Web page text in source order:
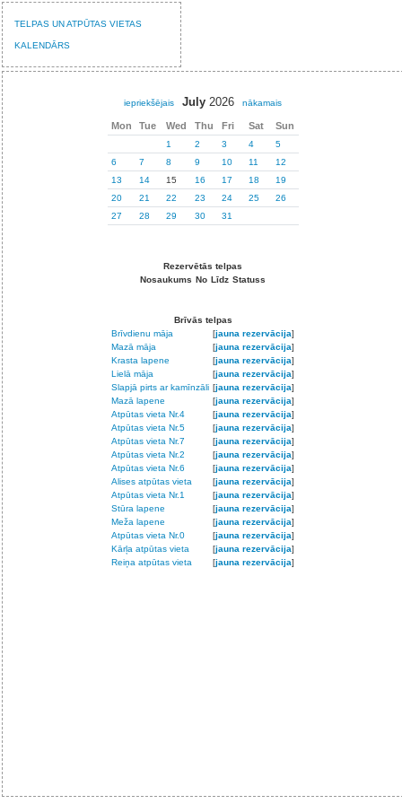
TELPAS UN ATPŪTAS VIETAS
KALENDĀRS
iepriekšējais July 2026 nākamais
Mon Tue Wed Thu Fri Sat Sun
1 2 3 4
5
6
7 8 9 10 11
12
13
14 15 16 17 18
19
20
21 22 23 24 25
26
27
28 29 30 31
Rezervētās telpas
Nosaukums No Līdz Statuss
Brīvās telpas
Brīvdienu māja
[jauna rezervācija]
Mazā māja
[jauna rezervācija]
Krasta lapene
[jauna rezervācija]
Lielā māja
[jauna rezervācija]
Slapjā pirts ar kamīnzāli [jauna rezervācija]
Mazā lapene
[jauna rezervācija]
Atpūtas vieta Nr.4
[jauna rezervācija]
Atpūtas vieta Nr.5
[jauna rezervācija]
Atpūtas vieta Nr.7
[jauna rezervācija]
Atpūtas vieta Nr.2
[jauna rezervācija]
Atpūtas vieta Nr.6
[jauna rezervācija]
Alises atpūtas vieta
[jauna rezervācija]
Atpūtas vieta Nr.1
[jauna rezervācija]
Stūra lapene
[jauna rezervācija]
Meža lapene
[jauna rezervācija]
Atpūtas vieta Nr.0
[jauna rezervācija]
Kārļa atpūtas vieta
[jauna rezervācija]
Reiņa atpūtas vieta
[jauna rezervācija]